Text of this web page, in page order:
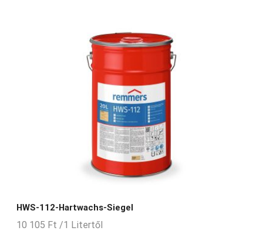
HWS-112-Hartwachs-Siegel
10 105 Ft /1 Litertől